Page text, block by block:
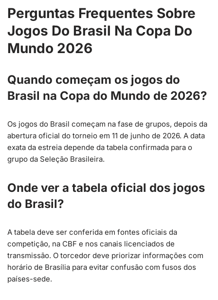
Perguntas Frequentes Sobre
Jogos Do Brasil Na Copa Do
Mundo 2026
Quando começam os jogos do
Brasil na Copa do Mundo de 2026?
Os jogos do Brasil começam na fase de grupos, depois da
abertura oficial do torneio em 11 de junho de 2026. A data
exata da estreia depende da tabela confirmada para o
grupo da Seleção Brasileira.
Onde ver a tabela oficial dos jogos
do Brasil?
A tabela deve ser conferida em fontes oficiais da
competição, na CBF e nos canais licenciados de
transmissão. O torcedor deve priorizar informações com
horário de Brasília para evitar confusão com fusos dos
países-sede.